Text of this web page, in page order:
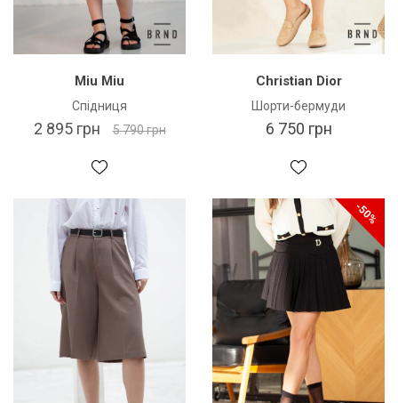
Miu Miu
Спідниця
2 895 грн 5 790 грн
Christian Dior
Шорти-бермуди
6 750 грн
-50%